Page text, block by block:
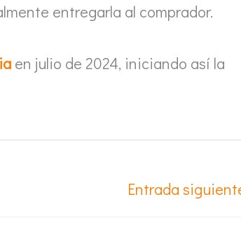
entregarla al comprador.
en julio de 2024, iniciando así la
Entrada